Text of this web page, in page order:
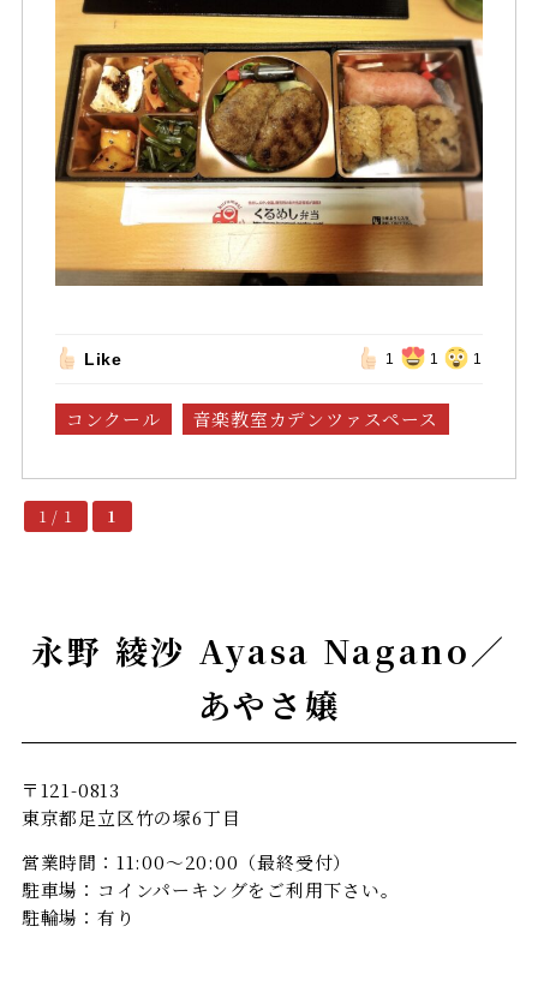
Like 1 1 1
コンクール 音楽教室カデンツァスペース
1 / 1 1
永野 綾沙 Ayasa Nagano／
あやさ嬢
〒121-0813
東京都足立区竹の塚6丁目
営業時間：11:00～20:00（最終受付）
駐車場：コインパーキングをご利用下さい。
駐輪場：有り